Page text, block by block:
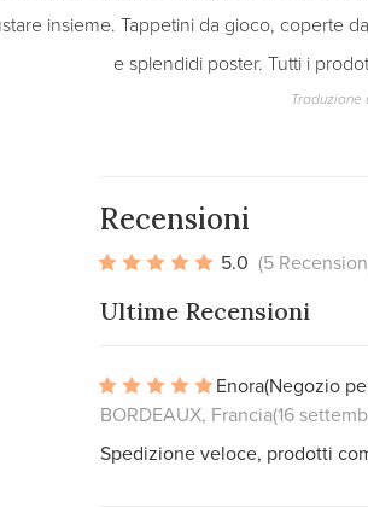
insieme. Tappetini da gioco, coperte
e splendidi poster. Tutti i
Traduzione
Recensioni
5.0 (5
Ultime Recensioni
Enora(Negozio
BORDEAUX, Francia(16
Spedizione veloce, prodotti